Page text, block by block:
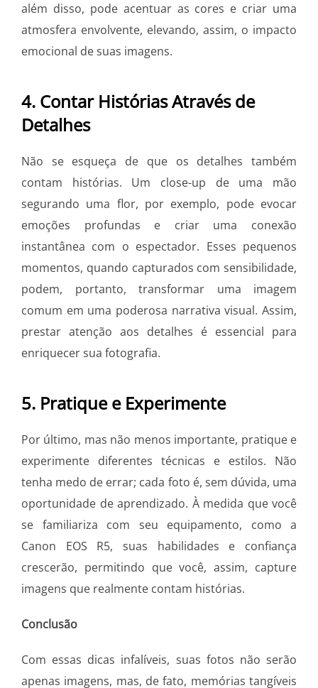
além disso, pode acentuar as cores e criar uma
atmosfera envolvente, elevando, assim, o impacto
emocional de suas imagens.
4. Contar Histórias Através de
Detalhes
Não se esqueça de que os detalhes também
contam histórias. Um close-up de uma mão
segurando uma flor, por exemplo, pode evocar
emoções profundas e criar uma conexão
instantânea com o espectador. Esses pequenos
momentos, quando capturados com sensibilidade,
podem, portanto, transformar uma imagem
comum em uma poderosa narrativa visual. Assim,
prestar atenção aos detalhes é essencial para
enriquecer sua fotografia.
5. Pratique e Experimente
Por último, mas não menos importante, pratique e
experimente diferentes técnicas e estilos. Não
tenha medo de errar; cada foto é, sem dúvida, uma
oportunidade de aprendizado. À medida que você
se familiariza com seu equipamento, como a
Canon EOS R5, suas habilidades e confiança
crescerão, permitindo que você, assim, capture
imagens que realmente contam histórias.
Conclusão
Com essas dicas infalíveis, suas fotos não serão
apenas imagens, mas, de fato, memórias tangíveis